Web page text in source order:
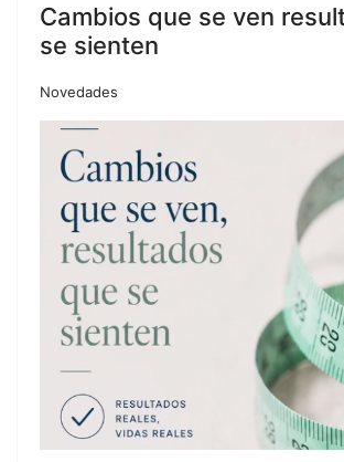
Cambios que se ven
se sienten
Novedades